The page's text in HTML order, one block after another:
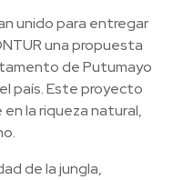
unido para entregar
una propuesta
de Putumayo
país. Este proyecto
la riqueza natural,
de la jungla,